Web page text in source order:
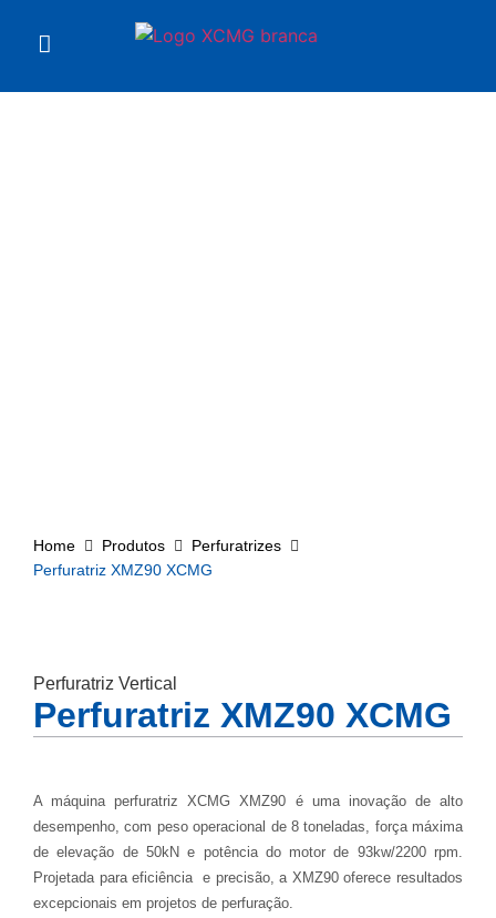
Home Produtos
Perfuratrizes
Perfuratriz XMZ90 XCMG
Perfuratriz Vertical
Perfuratriz XMZ90 XCMG
A máquina perfuratriz XCMG XMZ90 é uma inovação de alto
desempenho, com peso operacional de 8 toneladas, força máxima
de elevação de 50kN e potência do motor de 93kw/2200 rpm.
Projetada para eficiência e precisão, a XMZ90 oferece resultados
excepcionais em projetos de perfuração.